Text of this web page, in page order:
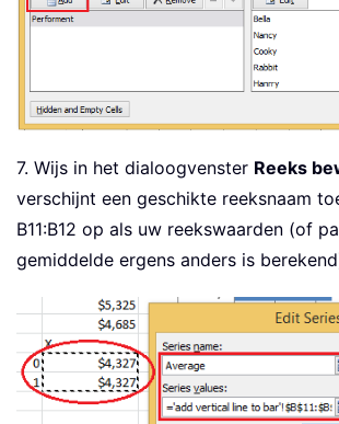
7. Wijs in het dialoogvenster Reeks
verschijnt een geschikte reeksnaam
B11:B12 op als uw reekswaarden (of
gemiddelde ergens anders is